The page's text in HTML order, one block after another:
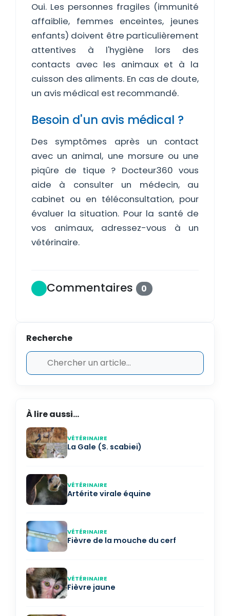
Oui. Les personnes fragiles (immunité
affaiblie, femmes enceintes, jeunes
enfants) doivent être particulièrement
attentives à l'hygiène lors des
contacts avec les animaux et à la
cuisson des aliments. En cas de doute,
un avis médical est recommandé.
Besoin d'un avis médical ?
Des symptômes après un contact
avec un animal, une morsure ou une
piqûre de tique ? Docteur360 vous
aide à consulter un médecin, au
cabinet ou en téléconsultation, pour
évaluer la situation. Pour la santé de
vos animaux, adressez-vous à un
vétérinaire.
Commentaires 0
Recherche
À lire aussi...
VÉTÉRINAIRE
La Gale (S. scabiei)
VÉTÉRINAIRE
Artérite virale équine
VÉTÉRINAIRE
Fièvre de la mouche du cerf
VÉTÉRINAIRE
Fièvre jaune